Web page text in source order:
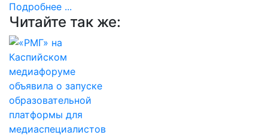
Подробнее ...
Читайте так же: